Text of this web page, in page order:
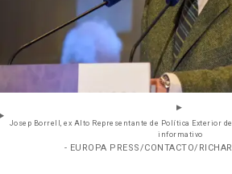
Josep Borrell, ex Alto Representante de Política Exterior
informativo
- EUROPA PRESS/CONTACTO/